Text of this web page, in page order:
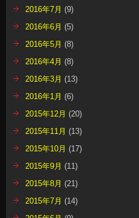
2016年7月 (9)
2016年6月 (5)
2016年5月 (8)
2016年4月 (8)
2016年3月 (13)
2016年1月 (6)
2015年12月 (20)
2015年11月 (13)
2015年10月 (17)
2015年9月 (11)
2015年8月 (21)
2015年7月 (14)